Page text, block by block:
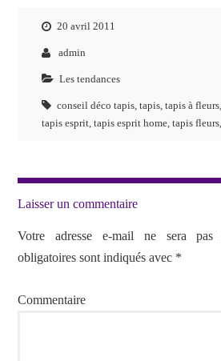
oo
k
er es
k
20 avril 2011
admin
Les tendances
conseil déco tapis ,tapis ,tapis à fleurs
tapis esprit,tapis esprit home,tapis fleurs
Laisser un commentaire
Votre adresse e-mail ne sera pas
obligatoires sont indiqués avec *